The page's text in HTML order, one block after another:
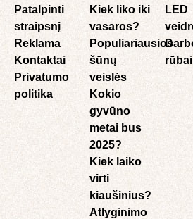
Patalpinti
straipsnį
Reklama
Kontaktai
Privatumo
politika
Kiek liko iki
vasaros?
Populiariausios
šūnų
veislės
Kokio
gyvūno
metai bus
2025?
Kiek laiko
virti
kiaušinius?
Atlyginimo
LED
rūbai